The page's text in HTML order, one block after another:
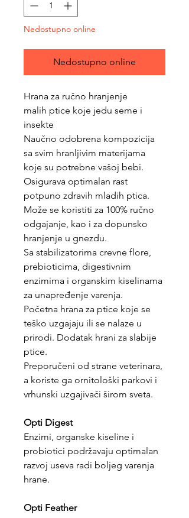
Nedostupno online
Nedostupno online
Hrana za ručno hranjenje
malih ptice koje jedu seme i
insekte
Naučno odobrena kompozicija
sa svim hranljivim materijama
koje su potrebne vašoj bebi.
Osigurava optimalan rast
potpuno zdravih mladih ptica.
Može se koristiti za 100% ručno
odgajanje, kao i za dopunsko
hranjenje u gnezdu.
Sa stabilizatorima crevne flore,
prebioticima, digestivnim
enzimima i organskim kiselinama
za unapređenje varenja.
Početna hrana za ptice koje se
teško uzgajaju ili se nalaze u
prirodi. Dodatak hrani za slabije
ptice.
Preporučeni od strane veterinara,
a koriste ga ornitološki parkovi i
vrhunski uzgajivači širom sveta.
Opti Digest
Enzimi, organske kiseline i
probiotici podržavaju optimalan
razvoj useva radi boljeg varenja
hrane.
Opti Feather